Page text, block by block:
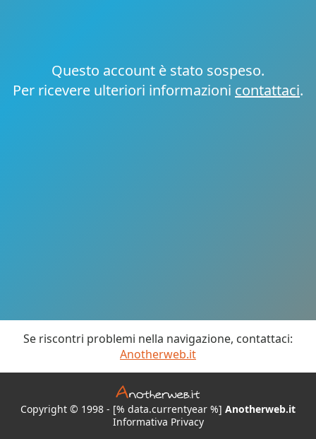
Questo account è stato sospeso.
Per ricevere ulteriori informazioni contattaci.
Se riscontri problemi nella navigazione, contattaci:
Anotherweb.it
Copyright © 1998 - [% data.currentyear %] Anotherweb.it
Informativa Privacy